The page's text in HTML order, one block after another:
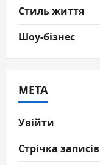
Стиль життя
Шоу-бізнес
МЕТА
Увійти
Стрічка записів